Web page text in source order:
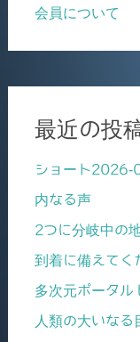
会員について
最近の投
ショート2026-
内なる声
2つに分岐中の
到着に備えてく
多次元ポータル
人類の大いな